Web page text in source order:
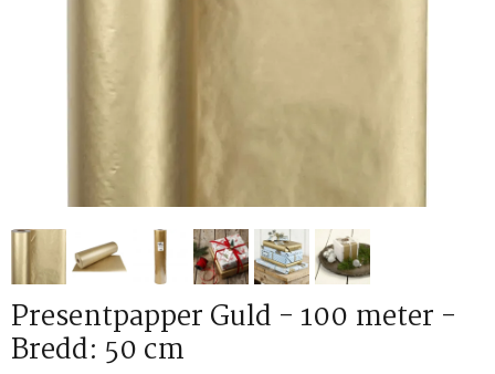
Presentpapper Guld - 100 meter -
Bredd: 50 cm